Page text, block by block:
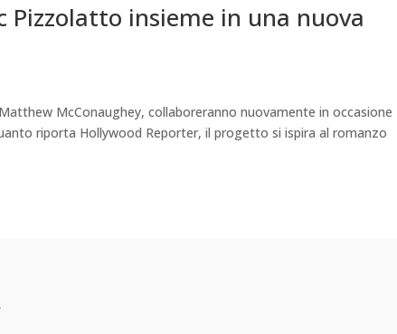
Pizzolatto insieme in una nuova
McConaughey, collaboreranno nuovamente in occasione
riporta Hollywood Reporter, il progetto si ispira al romanzo